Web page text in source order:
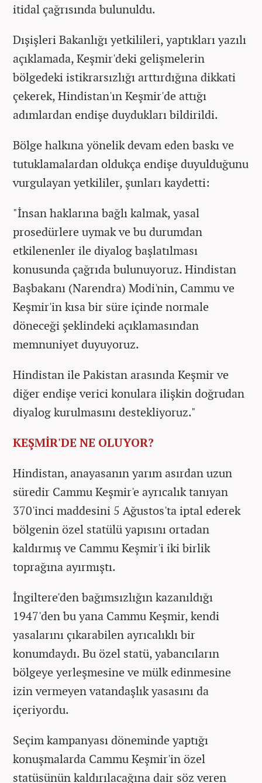
itidal çağrısında bulunuldu.
Dışişleri Bakanlığı yetkilileri, yaptıkları yazılı
açıklamada, Keşmir'deki gelişmelerin
bölgedeki istikrarsızlığı arttırdığına dikkati
çekerek, Hindistan'ın Keşmir'de attığı
adımlardan endişe duydukları bildirildi.
Bölge halkına yönelik devam eden baskı ve
tutuklamalardan oldukça endişe duyulduğunu
vurgulayan yetkililer, şunları kaydetti:
"İnsan haklarına bağlı kalmak, yasal
prosedürlere uymak ve bu durumdan
etkilenenler ile diyalog başlatılması
konusunda çağrıda bulunuyoruz. Hindistan
Başbakanı (Narendra) Modi'nin, Cammu ve
Keşmir'in kısa bir süre içinde normale
döneceği şeklindeki açıklamasından
memnuniyet duyuyoruz.
Hindistan ile Pakistan arasında Keşmir ve
diğer endişe verici konulara ilişkin doğrudan
diyalog kurulmasını destekliyoruz."
KEŞMİR'DE NE OLUYOR?
Hindistan, anayasanın yarım asırdan uzun
süredir Cammu Keşmir'e ayrıcalık tanıyan
370'inci maddesini 5 Ağustos'ta iptal ederek
bölgenin özel statülü yapısını ortadan
kaldırmış ve Cammu Keşmir'i iki birlik
toprağına ayırmıştı.
İngiltere'den bağımsızlığın kazanıldığı
1947'den bu yana Cammu Keşmir, kendi
yasalarını çıkarabilen ayrıcalıklı bir
konumdaydı. Bu özel statü, yabancıların
bölgeye yerleşmesine ve mülk edinmesine
izin vermeyen vatandaşlık yasasını da
içeriyordu.
Seçim kampanyası döneminde yaptığı
konuşmalarda Cammu Keşmir'in özel
statüsünün kaldırılacağına dair söz veren